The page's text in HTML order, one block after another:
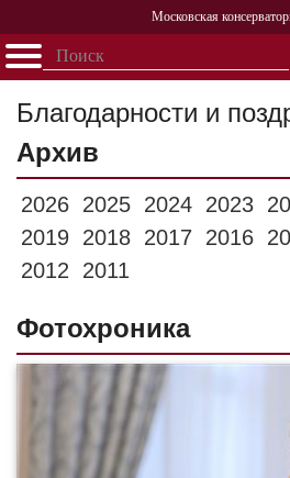
Московская
Открыть - закрыть
ГлавнаяСобытияАфишаУчебаНаука
Партнерство
Благодарности и
Архив
2026 2025 2024 2023
2019 2018 2017 2016
2012
2011
Фотохроника